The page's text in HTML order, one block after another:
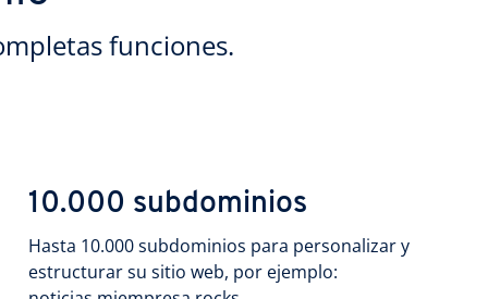
funciones.
10.000 subdominios
Hasta 10.000 subdominios para personalizar y
estructurar su sitio web, por ejemplo: